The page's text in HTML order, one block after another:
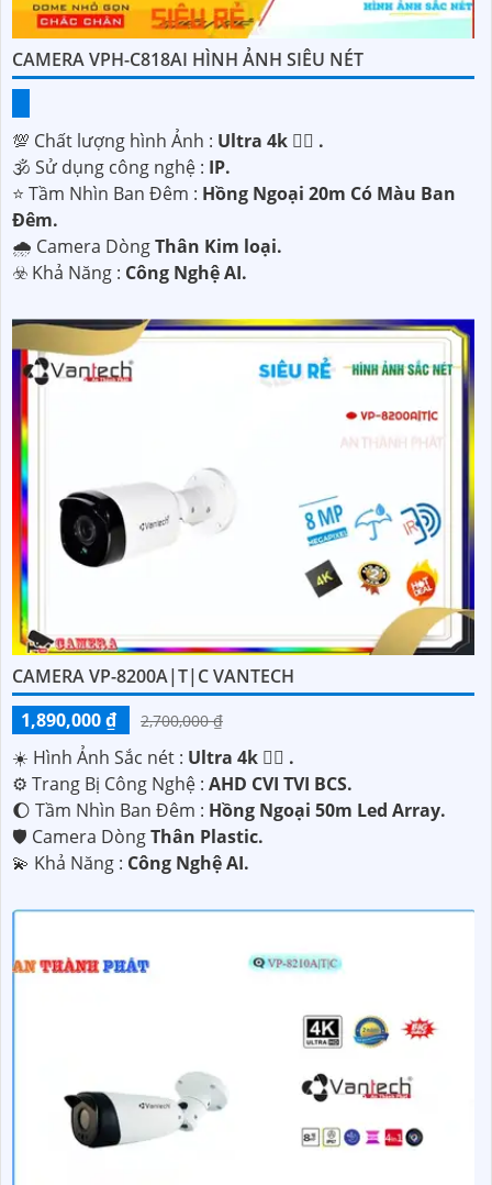
CAMERA VPH-C818AI HÌNH ẢNH SIÊU NÉT
💯 Chất lượng hình Ảnh : Ultra 4k 👍🏾 .
🕉️ Sử dụng công nghệ : IP.
⭐ Tầm Nhìn Ban Đêm : Hồng Ngoại 20m Có Màu Ban
Ðêm.
🌧️ Camera DòngThân Kim loại.
️☣️ Khả Năng : Công Nghệ AI.
CAMERA VP-8200A|T|C VANTECH
1,890,000 ₫
2,700,000 ₫
☀️ Hình Ảnh Sắc nét : Ultra 4k 👍🏾 .
⚙ Trang Bị Công Nghệ : AHD CVI TVI BCS.
🌔 Tầm Nhìn Ban Đêm : Hồng Ngoại 50m Led Array.
🛡 Camera DòngThân Plastic.
️💫 Khả Năng : Công Nghệ AI.